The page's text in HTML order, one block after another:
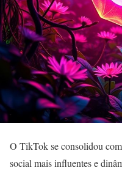
O TikTok se consolidou
social mais influentes e